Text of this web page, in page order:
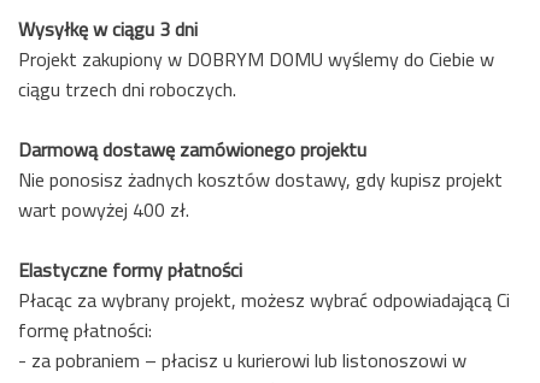
Wysyłkę w ciągu 3 dni
Projekt zakupiony w DOBRYM DOMU wyślemy do Ciebie w
ciągu trzech dni roboczych.
Darmową dostawę zamówionego projektu
Nie ponosisz żadnych kosztów dostawy, gdy kupisz projekt
wart powyżej 400 zł.
Elastyczne formy płatności
Płacąc za wybrany projekt, możesz wybrać odpowiadającą Ci
formę płatności:
- za pobraniem – płacisz u kurierowi lub listonoszowi w